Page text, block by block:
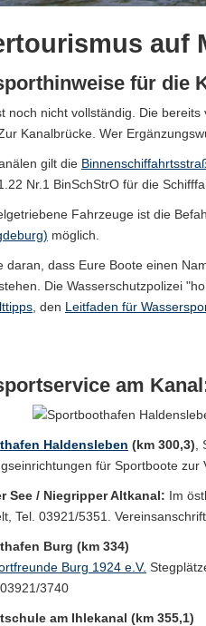
auf
für die
noch nicht vollständig. Die
Kanalbrücke. Wer
gilt die
Nr.1 BinSchStrO für die
Fahrzeuge ist die
möglich.
daran, dass Eure Boote einen
Die Wasserschutzpolizei
, den Leitfaden für
am
Haldensleben (km 300,3)
für Sportboote
See / Niegripper Altkanal: Im
Tel. 03921/5351.
Burg (km 334)
Burg 1924 e.V.
3740
am Ihlekanal (km 355,1)